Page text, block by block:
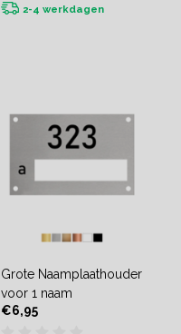
2-4 werkdagen
Grote Naamplaathouder
voor 1 naam
€6,95